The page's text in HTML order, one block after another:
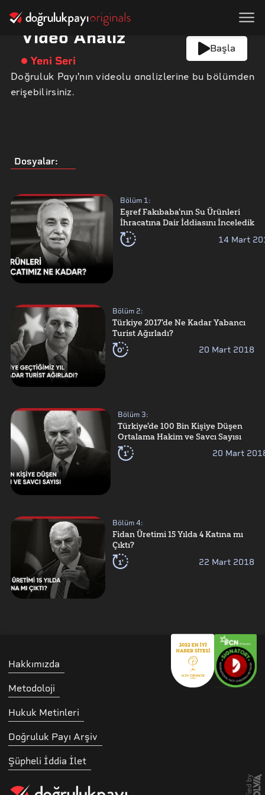
Video Analiz
Yeni Seri
Başla
Doğruluk Payı'nın videolu analizlerine bu bölümden
erişebilirsiniz.
Dosyalar:
Bölüm 1:
Eşref Fakıbaba'nın Su Ürünleri
İhracatına Dair İddiasını İnceledik
1' 14 Mart
Bölüm 2:
Türkiye 2017'de Ne Kadar Yabancı
Turist Ağırladı?
0' 20 Mart 2018
Bölüm 3:
Türkiye'de 100 Bin Kişiye Düşen
Ortalama Hakim ve Savcı Sayısı
1' 20 Mart
Bölüm 4:
Fidan Üretimi 15 Yılda 4 Katına mı
Çıktı?
1' 22 Mart 2018
Hakkımızda
Metodoloji
Hukuk Metinleri
Doğruluk Payı Arşiv
Şüpheli İddia İlet